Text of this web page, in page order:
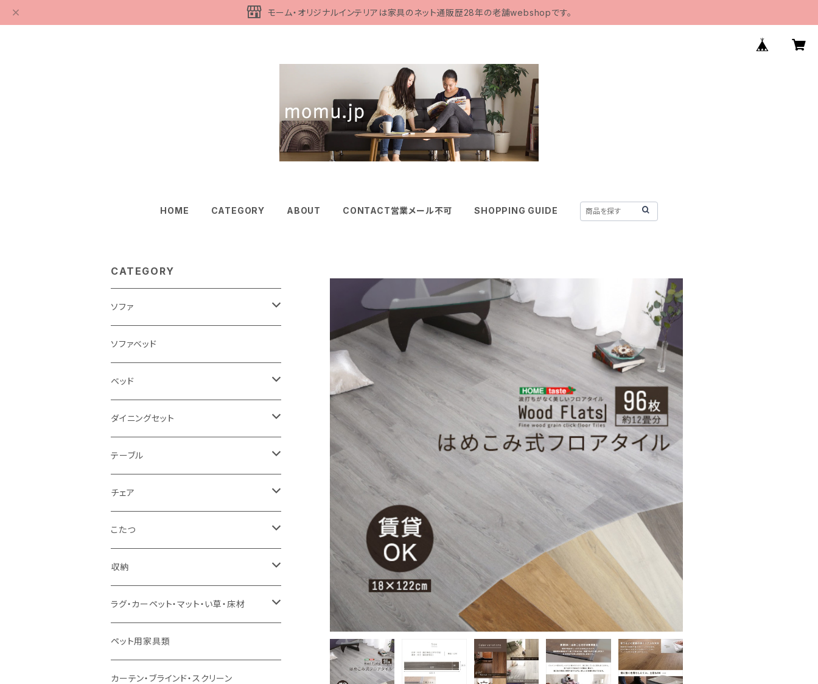
モーム・オリジナルインテリアは家具のネット通販歴28年の老舗webshopです。
HOME CATEGORY ABOUT CONTACT営業メール不可 SHOPPING GUIDE
CATEGORY
ソファ
3人掛け
2.5人掛け
2人掛け
1人掛け
カウチソファ
コーナーソファ
ソファセット
スツール・オットマン
ソファ付属品
クッション・座椅子
ソファベッド
ベッド
シングルサイズ以下（フレームのみ）
セミダブルサイズ（フレームのみ）
ダブルサイズ（フレームのみ）
ワイドダブルサイズ以上（フレームのみ）
シングルサイズ以下（マットレス付）
セミダブルサイズ（マットレス付）
ダブルサイズ（マットレス付）
ダブルサイズ以上（マットレス付）
ダイニングセット
ダイニング3点セット以下
ダイニング4点セット
ダイニング5点・6点セット
ダイニング7点セット以上
テーブル
センターテーブル
ダイニングテーブル
カウンターテーブル
リフティングテーブル
サイドテーブル・コーヒーテーブル
デスク
チェア
ダイニングチェア
カウンターチェア
キッズチェア
オフィスチェア・ゲーミングチェア
ダイニングベンチ・スツール
こたつ
こたつテーブル
こたつ布団
コタツ・布団セット
収納
本棚・シェルフ
食器棚・収納庫
レンジ台・カウンター
ラグ・カーペット・マット・い草・床材
マット・フロアタイル
ラグ
ペット用家具類
カーテン・ブラインド・スクリーン